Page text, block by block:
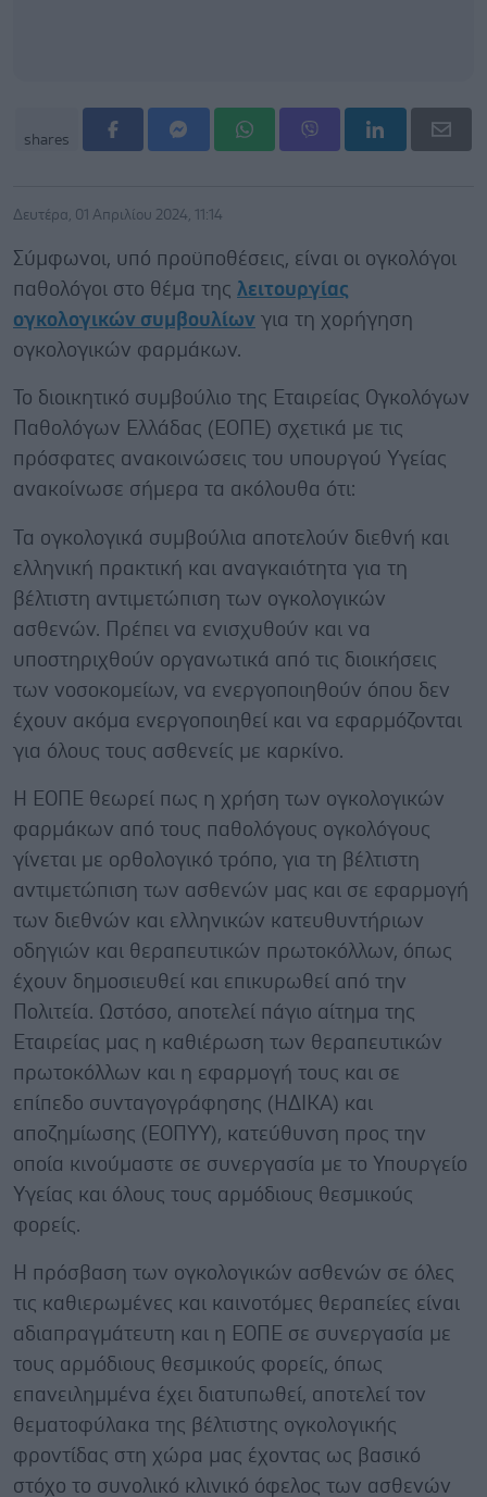
shares
Δευτέρα, 01 Απριλίου 2024, 11:14
Σύμφωνοι, υπό προϋποθέσεις, είναι οι ογκολόγοι
παθολόγοι στο θέμα της λειτουργίας
ογκολογικών συμβουλίων για τη χορήγηση
ογκολογικών φαρμάκων.
Το διοικητικό συμβούλιο της Εταιρείας Ογκολόγων
Παθολόγων Ελλάδας (ΕΟΠΕ) σχετικά με τις
πρόσφατες ανακοινώσεις του υπουργού Υγείας
ανακοίνωσε σήμερα τα ακόλουθα ότι:
Τα ογκολογικά συμβούλια αποτελούν διεθνή και
ελληνική πρακτική και αναγκαιότητα για τη
βέλτιστη αντιμετώπιση των ογκολογικών
ασθενών. Πρέπει να ενισχυθούν και να
υποστηριχθούν οργανωτικά από τις διοικήσεις
των νοσοκομείων, να ενεργοποιηθούν όπου δεν
έχουν ακόμα ενεργοποιηθεί και να εφαρμόζονται
για όλους τους ασθενείς με καρκίνο.
Η ΕΟΠΕ θεωρεί πως η χρήση των ογκολογικών
φαρμάκων από τους παθολόγους ογκολόγους
γίνεται με ορθολογικό τρόπο, για τη βέλτιστη
αντιμετώπιση των ασθενών μας και σε εφαρμογή
των διεθνών και ελληνικών κατευθυντήριων
οδηγιών και θεραπευτικών πρωτοκόλλων, όπως
έχουν δημοσιευθεί και επικυρωθεί από την
Πολιτεία. Ωστόσο, αποτελεί πάγιο αίτημα της
Εταιρείας μας η καθιέρωση των θεραπευτικών
πρωτοκόλλων και η εφαρμογή τους και σε
επίπεδο συνταγογράφησης (ΗΔΙΚΑ) και
αποζημίωσης (ΕΟΠΥΥ), κατεύθυνση προς την
οποία κινούμαστε σε συνεργασία με το Υπουργείο
Υγείας και όλους τους αρμόδιους θεσμικούς
φορείς.
Η πρόσβαση των ογκολογικών ασθενών σε όλες
τις καθιερωμένες και καινοτόμες θεραπείες είναι
αδιαπραγμάτευτη και η ΕΟΠΕ σε συνεργασία με
τους αρμόδιους θεσμικούς φορείς, όπως
επανειλημμένα έχει διατυπωθεί, αποτελεί τον
θεματοφύλακα της βέλτιστης ογκολογικής
φροντίδας στη χώρα μας έχοντας ως βασικό
στόχο το συνολικό κλινικό όφελος των ασθενών